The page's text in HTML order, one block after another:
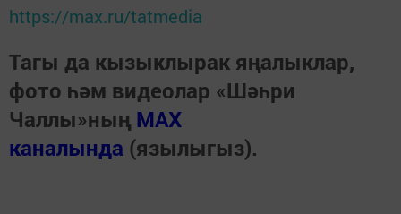
https://max.ru/tatmedia
Тагы да кызыклырак яңалыклар,
фото һәм видеолар «Шәһри
Чаллы»ның MAX
каналында (язылыгыз).